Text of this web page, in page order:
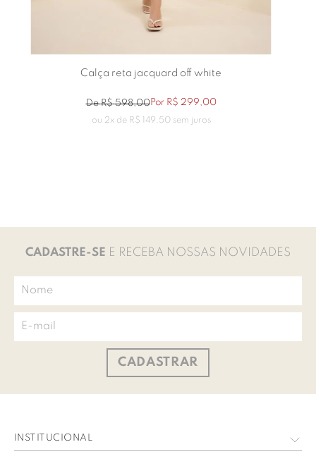
Calça reta jacquard off white
DeR$ 598,00Por R$ 299 00
ou 2x de R$ 149 50sem juros
CADASTRE-SE E RECEBA NOSSAS NOVIDADES
CADASTRAR
INSTITUCIONAL